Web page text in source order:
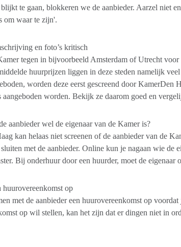
te gaan, blokkeren we de aanbieder. Aarzel niet
om waar te zijn'.
en foto’s kritisch
tegen in bijvoorbeeld Amsterdam of Utrecht voor
huurprijzen liggen in deze steden namelijk
worden deze eerst gescreend door KamerDen
aangeboden worden. Bekijk ze daarom goed en
aanbieder wel de eigenaar van de Kamer is?
kan helaas niet screenen of de aanbieder van de
met de aanbieder. Online kun je nagaan wie de
Bij onderhuur door een huurder, moet de eigenaar
huurovereenkomst op
met de aanbieder een huurovereenkomst op
op wil stellen, kan het zijn dat er dingen niet in